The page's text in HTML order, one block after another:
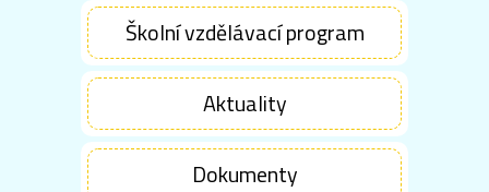
Školní vzdělávací program
Aktuality
Dokumenty